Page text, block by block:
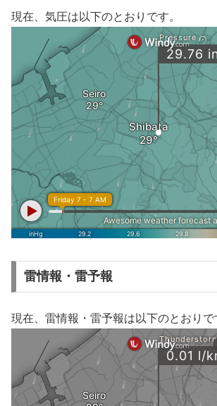
現在、気圧は以下のとおりです。
雷情報・雷予報
現在、雷情報・雷予報は以下のとおりで